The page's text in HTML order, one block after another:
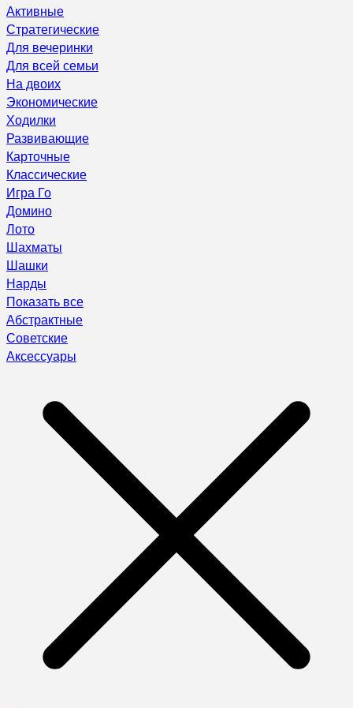
Активные
Стратегические
Для вечеринки
Для всей семьи
На двоих
Экономические
Ходилки
Развивающие
Карточные
Классические
Игра Го
Домино
Лото
Шахматы
Шашки
Нарды
Показать все
Абстрактные
Советские
Аксессуары